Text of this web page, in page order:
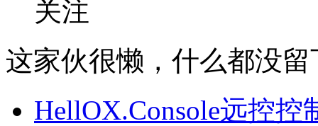
关注
这家伙很懒，什么都没留
HellOX.Console远控控